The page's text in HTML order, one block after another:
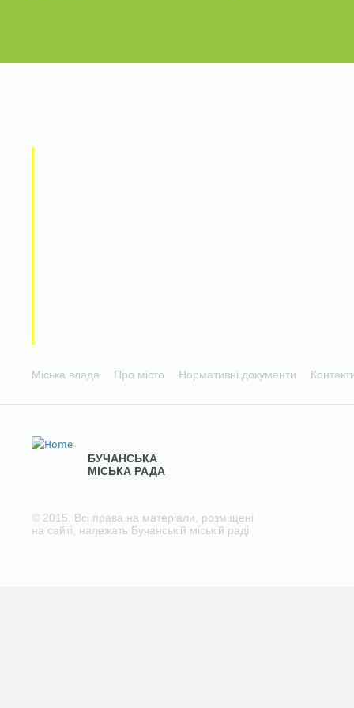
Міська влада Про місто Нормативні документи
БУЧАНСЬКА
МІСЬКА РАДА
© 2015. Всі права на матеріали, розміщені
на сайті, належать Бучанській міській раді